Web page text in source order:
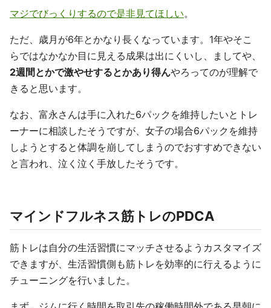
マジでびっくりするので是非見てほしい。
ただ、歳月が6年とかなり長くなっています。1年やそこ
らではなかなか目に見える成果は出にくいし、ましてや、
2週間とかで激やせするとかあり得んやろってのが理解で
きると思います。
なお、富永さんは手に入れた6パックを維持したいとトレ
ーナーに相談したそうですが、女子の場合6パックを維持
しようとすると体調を崩してしまうのでおすすめできない
と言われ、泣く泣く手放したそうです。
マインドフルネス筋トレのPDCA
筋トレは自分の生活習慣にマッチさせるようカスタマイズ
できますが、生活習慣側も筋トレを効率的に行えるように
チューニングを行いました。